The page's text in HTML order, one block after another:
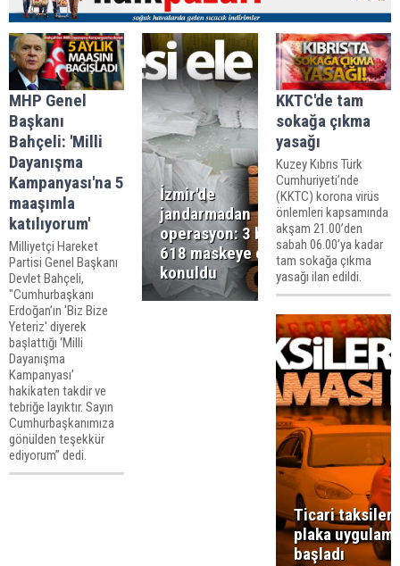
MHP Genel
Başkanı
Bahçeli: 'Milli
Dayanışma
Kampanyası'na 5
maaşımla
katılıyorum'
Milliyetçi Hareket
Partisi Genel Başkanı
Devlet Bahçeli,
"Cumhurbaşkanı
Erdoğan’ın 'Biz Bize
Yeteriz' diyerek
başlattığı ‘Milli
Dayanışma
Kampanyası’
hakikaten takdir ve
tebriğe layıktır. Sayın
Cumhurbaşkanımıza
gönülden teşekkür
ediyorum” dedi.
İzmir'de
jandarmadan
operasyon: 3 bin
618 maskeye el
konuldu
KKTC'de tam
sokağa çıkma
yasağı
Kuzey Kıbrıs Türk
Cumhuriyeti’nde
(KKTC) korona virüs
önlemleri kapsamında
akşam 21.00’den
sabah 06.00’ya kadar
tam sokağa çıkma
yasağı ilan edildi.
Ticari
plaka
başladı